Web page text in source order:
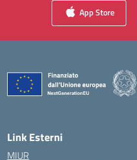
App Store
Link Esterni
MIUR